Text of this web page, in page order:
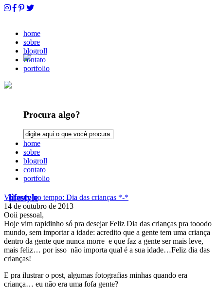
home
sobre
blogroll
contato
portfolio
Procura algo?
home
sobre
blogroll
contato
portfolio
lifestyle
Voltando no tempo: Dia das crianças *-*
14 de outubro de 2013
Ooii pessoal,
Hoje vim rapidinho só pra desejar Feliz Dia das crianças pra tooodo
mundo, sem importar a idade: acredito que a gente tem uma criança
dentro da gente que nunca morre e que faz a gente ser mais leve,
mais feliz… por isso não importa qual é a sua idade…Feliz dia das
crianças!
E pra ilustrar o post, algumas fotografias minhas quando era
criança… eu não era uma fofa gente?